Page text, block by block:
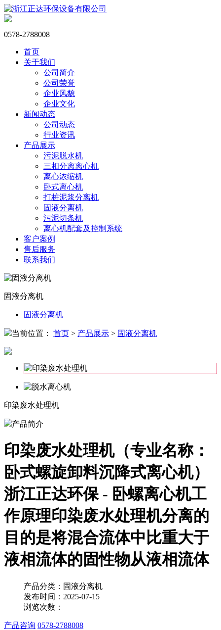
0578-2788008
首页
关于我们
公司简介
公司荣誉
企业风貌
企业文化
新闻动态
公司动态
行业资讯
产品展示
污泥脱水机
三相分离离心机
离心浓缩机
卧式离心机
打桩泥浆分离机
固液分离机
污泥切条机
离心机配套及控制系统
客户案例
售后服务
联系我们
固液分离机
固液分离机
当前位置： 首页 > 产品展示 > 固液分离机
印染废水处理机
产品简介
印染废水处理机（专业名称：
卧式螺旋卸料沉降式离心机）
浙江正达环保 - 卧螺离心机工
作原理印染废水处理机分离的
目的是将混合流体中比重大于
液相流体的固性物从液相流体
产品分类：固液分离机
发布时间：2025-07-15
浏览次数：
产品咨询 0578-2788008